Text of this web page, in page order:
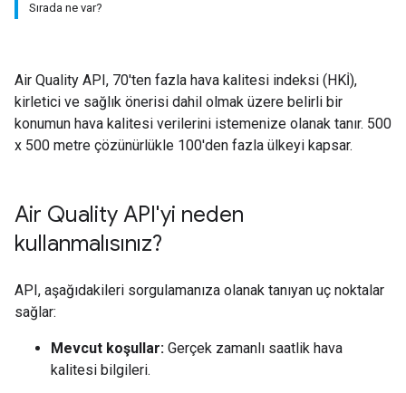
Sırada ne var?
Air Quality API, 70'ten fazla hava kalitesi indeksi (HKİ),
kirletici ve sağlık önerisi dahil olmak üzere belirli bir
konumun hava kalitesi verilerini istemenize olanak tanır. 500
x 500 metre çözünürlükle 100'den fazla ülkeyi kapsar.
Air Quality API'yi neden
kullanmalısınız?
API, aşağıdakileri sorgulamanıza olanak tanıyan uç noktalar
sağlar:
Mevcut koşullar: Gerçek zamanlı saatlik hava
kalitesi bilgileri.